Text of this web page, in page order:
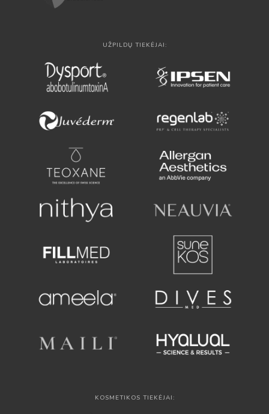
UŽPILDŲ TIEKĖJAI:
KOSMETIKOS TIEKĖJAI: